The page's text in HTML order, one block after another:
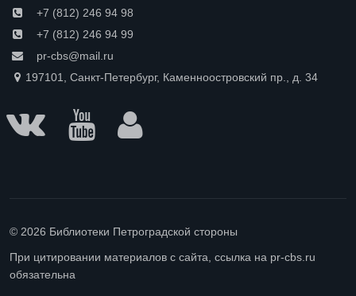
+7 (812) 246 94 98
+7 (812) 246 94 99
pr-cbs@mail.ru
197101, Санкт-Петербург, Каменноостровский пр., д. 34
© 2026 Библиотеки Петроградской стороны
При цитировании материалов с сайта, ссылка на pr-cbs.ru
обязательна